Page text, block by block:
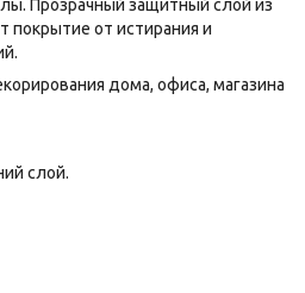
Прозрачный защитный слой из
покрытие от истирания и
дома, офиса, магазина
слой.